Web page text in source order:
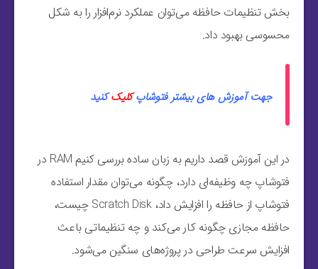
بخش تنظیمات حافظه می‌توان عملکرد نرم‌افزار را به شکل
محسوسی بهبود داد.
جهت آموزش های بیشتر فتوشاپکلیک کنید
در این آموزش قصد داریم به زبان ساده بررسی کنیم RAM در
فتوشاپ چه وظیفه‌ای دارد، چگونه می‌توان مقدار استفاده
فتوشاپ از حافظه را افزایش داد، Scratch Disk چیست،
حافظه مجازی چگونه کار می‌کند و چه تنظیماتی باعث
افزایش سرعت طراحی در پروژه‌های سنگین می‌شود.